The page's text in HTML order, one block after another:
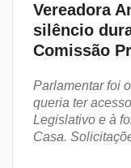
Vereadora
silêncio
Comissão
Parlamentar foi
queria ter
Legislativo e à
Casa.